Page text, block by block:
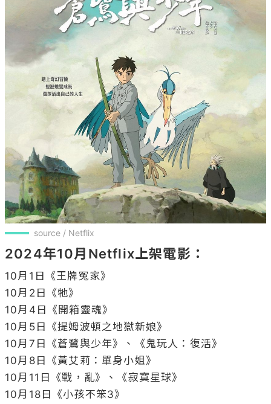
source / Netflix
2024年10月Netflix上架電影：
10月1日《王牌冤家》
10月2日《牠》
10月4日《開箱靈魂》
10月5日《提姆波頓之地獄新娘》
10月7日《蒼鷺與少年》、《鬼玩人：復活》
10月8日《黃艾莉：單身小姐》
10月11日《戰，亂》、《寂寞星球》
10月18日《小孩不笨3》